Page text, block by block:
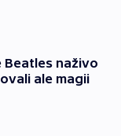
Beatles naživo
ale magii